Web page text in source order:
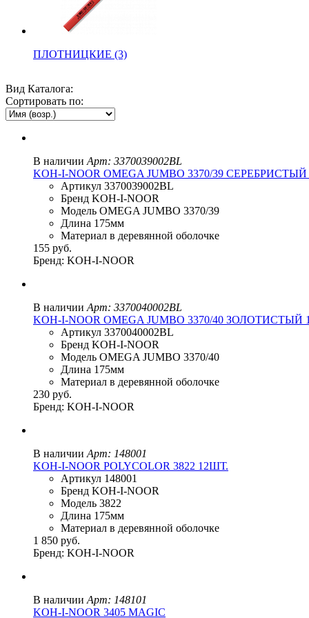
ПЛОТНИЦКИЕ (3)
Вид Каталога:
Сортировать по:
В наличии Арт: 3370039002BL
KOH-I-NOOR OMEGA JUMBO 3370/39
Артикул 3370039002BL
Бренд KOH-I-NOOR
Модель OMEGA JUMBO 3370/39
Длина 175мм
Материал в деревянной оболочке
155 руб.
Бренд: KOH-I-NOOR
В наличии Арт: 3370040002BL
KOH-I-NOOR OMEGA JUMBO 3370/40 ЗОЛОТИСТЫЙ
Артикул 3370040002BL
Бренд KOH-I-NOOR
Модель OMEGA JUMBO 3370/40
Длина 175мм
Материал в деревянной оболочке
230 руб.
Бренд: KOH-I-NOOR
В наличии Арт: 148001
KOH-I-NOOR POLYCOLOR 3822 12ШТ.
Артикул 148001
Бренд KOH-I-NOOR
Модель 3822
Длина 175мм
Материал в деревянной оболочке
1 850 руб.
Бренд: KOH-I-NOOR
В наличии Арт: 148101
KOH-I-NOOR 3405 MAGIC